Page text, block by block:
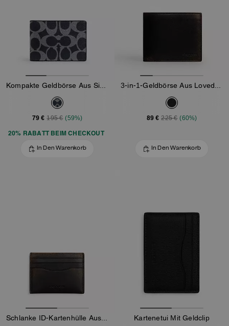
79 € 195 € (59%)
20% RABATT BEIM CHECKOUT
In Den Warenkorb
89 € 225 € (60%)
In Den Warenkorb
Kartenetui Mit Geldclip